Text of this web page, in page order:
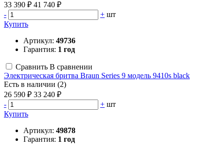
33 390 ₽ 41 740 ₽
-
+ шт
Купить
Артикул: 49736
Гарантия: 1 год
Сравнить В сравнении
Электрическая бритва Braun Series 9 модель 9410s black
Есть в наличии (2)
26 590 ₽ 33 240 ₽
-
+ шт
Купить
Артикул: 49878
Гарантия: 1 год